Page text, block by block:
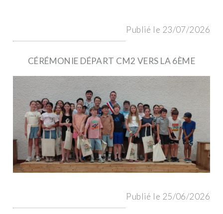
Publié le 23/07/2026
CÉRÉMONIE DÉPART CM2 VERS LA 6ÈME
Publié le 25/06/2026